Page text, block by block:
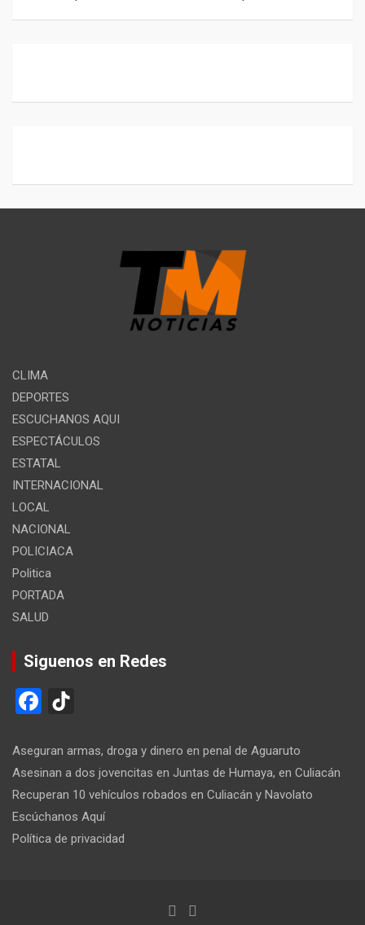
CLIMA
DEPORTES
ESCUCHANOS AQUI
ESPECTÁCULOS
ESTATAL
INTERNACIONAL
LOCAL
NACIONAL
POLICIACA
Politica
PORTADA
SALUD
Siguenos en Redes
F
ce
b
o
o
T
o
k
Aseguran armas, droga y dinero en penal de Aguaruto
Asesinan a dos jovencitas en Juntas de Humaya, en Culiacán
Recuperan 10 vehículos robados en Culiacán y Navolato
Escúchanos Aquí
Política de privacidad